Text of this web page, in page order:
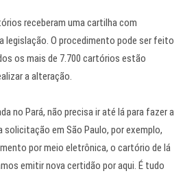
receberam uma cartilha com
legislação. O procedimento pode ser feito
os mais de 7.700 cartórios estão
a alteração.
no Pará, não precisa ir até lá para fazer a
em São Paulo, por exemplo,
por meio eletrônica, o cartório de lá
emitir nova certidão por aqui. É tudo